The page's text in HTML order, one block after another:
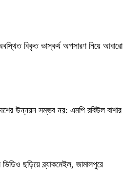
বিকৃত ভাস্কর্য অপসারণ নিয়ে আবারো
উন্নয়ন সম্ভব নয়: এমপি রবিউল বাশার
ছড়িয়ে ব্ল্যাকমেইল, জামালপুরে